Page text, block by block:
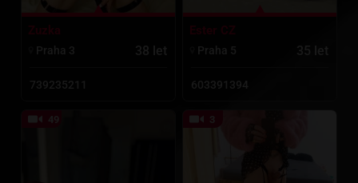
Zuzka
38 let
Praha 3
739235211
Ester CZ
35 let
Praha 5
603391394
49 3